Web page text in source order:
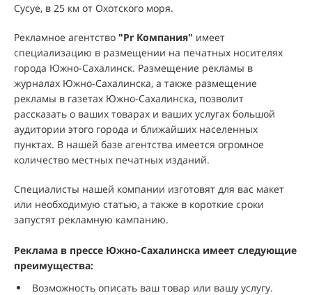
Сусуе, в 25 км от Охотского моря.
Рекламное агентство "Pr Компания" имеет
специализацию в размещении на печатных носителях
города Южно-Сахалинск. Размещение рекламы в
журналах Южно-Сахалинска, а также размещение
рекламы в газетах Южно-Сахалинска, позволит
рассказать о ваших товарах и ваших услугах большой
аудитории этого города и ближайших населенных
пунктах. В нашей базе агентства имеется огромное
количество местных печатных изданий.
Специалисты нашей компании изготовят для вас макет
или необходимую статью, а также в короткие сроки
запустят рекламную кампанию.
Реклама в прессе Южно-Сахалинска имеет следующие
преимущества:
Возможность описать ваш товар или вашу услугу.